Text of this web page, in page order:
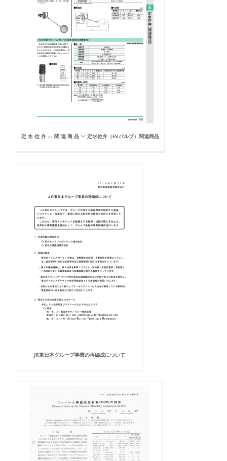
定 水 位 弁 ︵ 関 連 商 品 ︶ 定水位弁（FVバルブ）関連商品
JR東日本グループ事業の再編成について